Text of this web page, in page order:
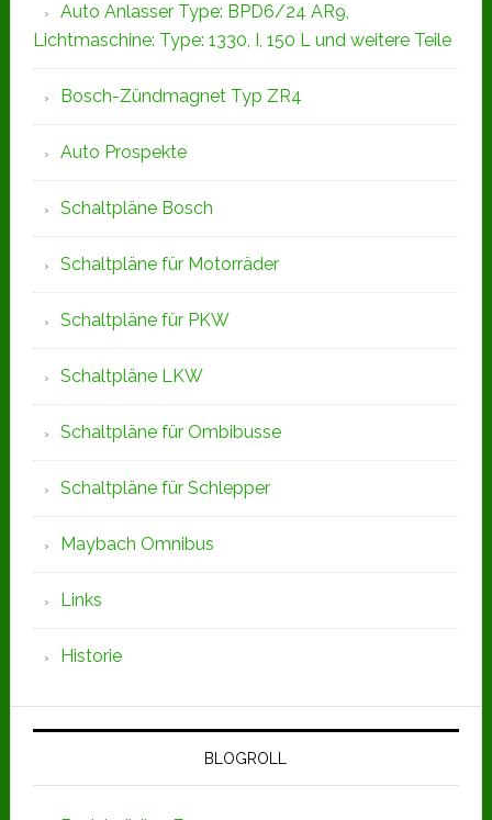
Auto Anlasser Type: BPD6/24 AR9,
Lichtmaschine: Type: 1330, I, 150 L und weitere Teile
Bosch-Zündmagnet Typ ZR4
Auto Prospekte
Schaltpläne Bosch
Schaltpläne für Motorräder
Schaltpläne für PKW
Schaltpläne LKW
Schaltpläne für Ombibusse
Schaltpläne für Schlepper
Maybach Omnibus
Links
Historie
BLOGROLL